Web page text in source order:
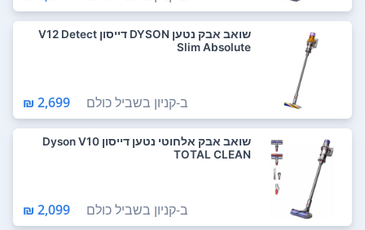
שואב אבק נטען DYSON דייסון V12 Detect
Slim Absolute
ב-קניון בשביל כולם 2,699 ₪
שואב אבק אלחוטי נטען דייסון Dyson V10
TOTAL CLEAN
ב-קניון בשביל כולם 2,099 ₪